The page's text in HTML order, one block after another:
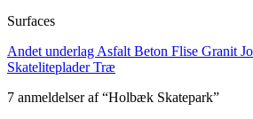
Surfaces
Andet underlag Asfalt Beton Flise Granit
SkatelitepladerTræ
7 anmeldelser af “Holbæk Skatepark”